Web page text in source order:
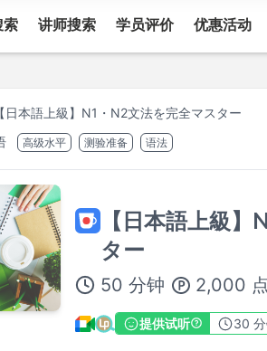
索 讲师搜索 学员评价 优惠活动
【日本語上級】N1・N2文法を完全マスター
高级水平 测验准备 语法
【日本語上級
ター
50 分钟 2,000 点
提供试听 30